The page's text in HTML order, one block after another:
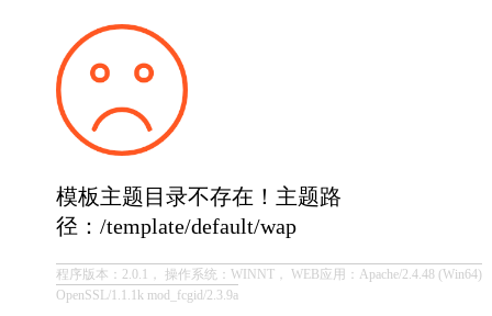
模板主题目录不存在！主题路
径：/template/default/wap
程序版本：2.0.1， 操作系统：WINNT， WEB应用：Apache/2.4.48 (Win64)
OpenSSL/1.1.1k mod_fcgid/2.3.9a